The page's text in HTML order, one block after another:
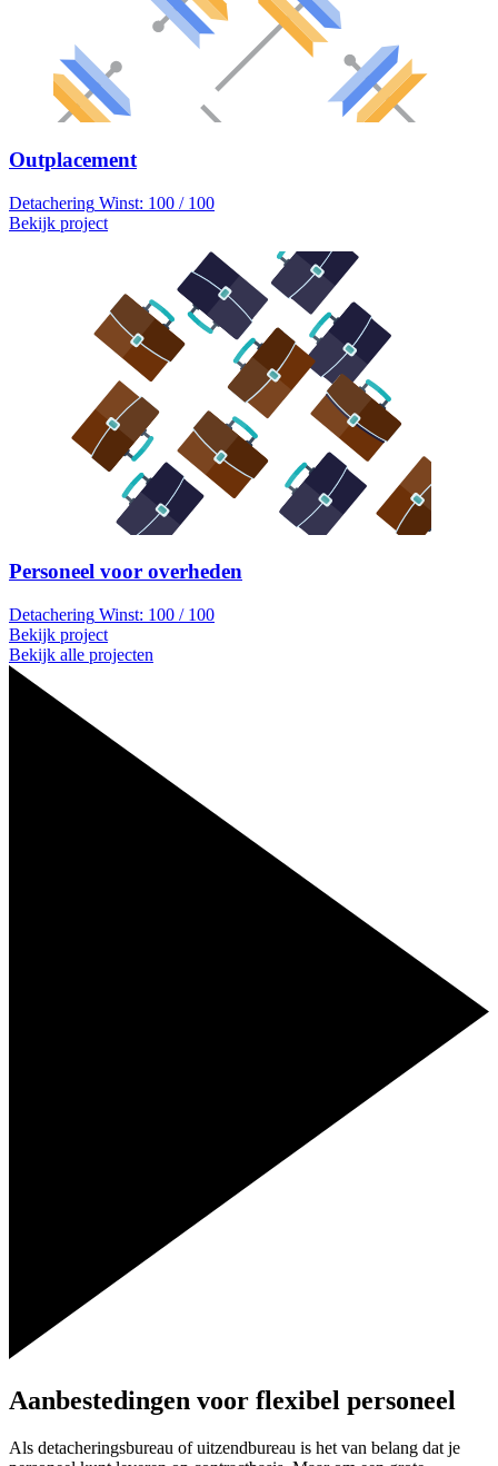
Outplacement
Detachering Winst: 100 / 100
Bekijk project
Personeel voor overheden
Detachering Winst: 100 / 100
Bekijk project
Bekijk alle projecten
Aanbestedingen voor flexibel personeel
Als detacheringsbureau of uitzendbureau is het van belang dat je